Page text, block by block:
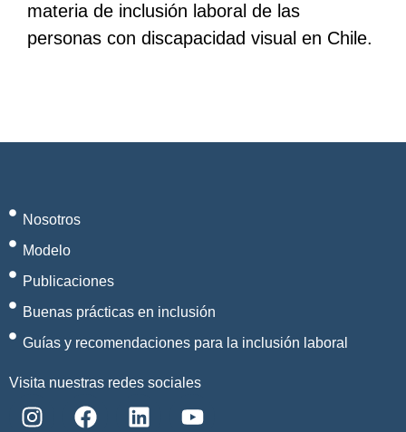
materia de inclusión laboral de las
personas con discapacidad visual en Chile.
Nosotros
Modelo
Publicaciones
Buenas prácticas en inclusión
Guías y recomendaciones para la inclusión laboral
Visita nuestras redes sociales